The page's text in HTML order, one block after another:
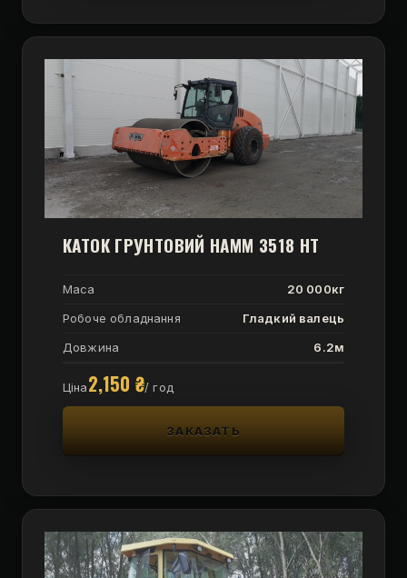
КАТОК ГРУНТОВИЙ HAMM 3518 HT
Маса
20 000кг
Робоче обладнання
Гладкий валець
Довжина
6.2м
Ціна2,150 ₴/ год
ЗАКАЗАТЬ